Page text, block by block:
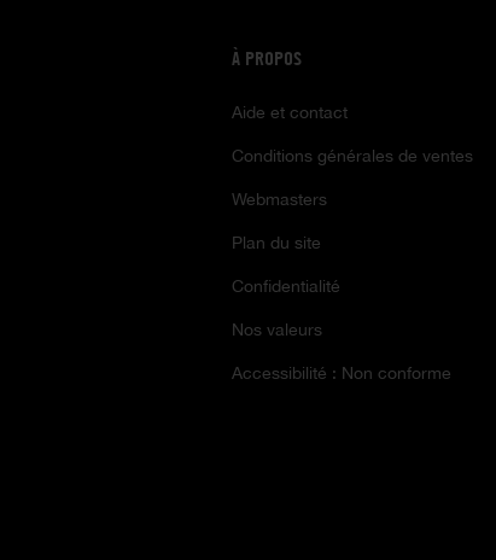
À PROPOS
Aide et contact
Conditions générales de ventes
Webmasters
Plan du site
Confidentialité
Nos valeurs
Accessibilité : Non conforme